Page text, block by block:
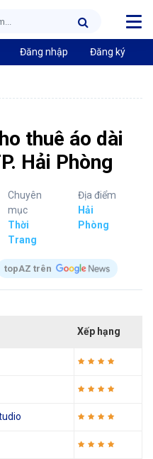
Đăng nhập Đăng ký
thuê áo dài
Hải Phòng
Chuyên
mục
Thời
Trang
Địa điểm
Hải
Phòng
topAZ trên
Xếp hạng